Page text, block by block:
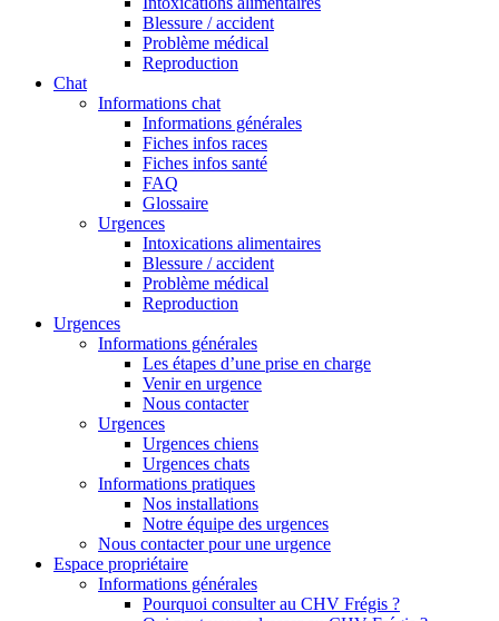
Blessure / accident
Problème médical
Reproduction
Chat
Informations chat
Informations générales
Fiches infos races
Fiches infos santé
FAQ
Glossaire
Urgences
Intoxications alimentaires
Blessure / accident
Problème médical
Reproduction
Urgences
Informations générales
Les étapes d’une prise en charge
Venir en urgence
Nous contacter
Urgences
Urgences chiens
Urgences chats
Informations pratiques
Nos installations
Notre équipe des urgences
Nous contacter pour une urgence
Espace propriétaire
Informations générales
Pourquoi consulter au CHV Frégis ?